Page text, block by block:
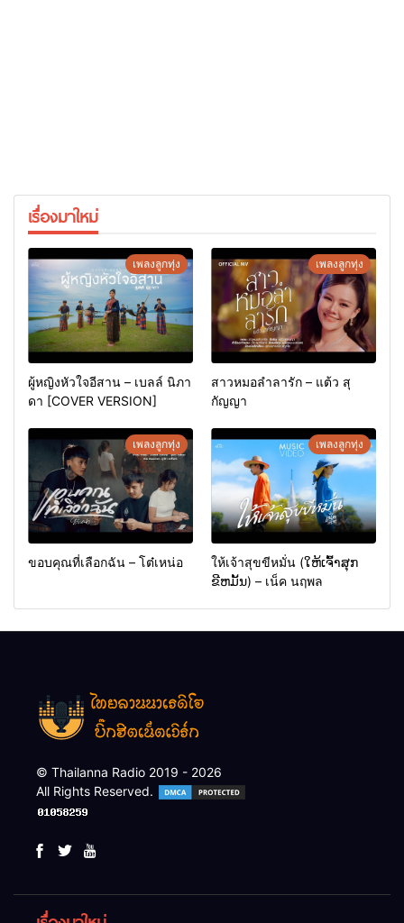
เรื่องมาใหม่
เพลงลูกทุ่ง
ผู้หญิงหัวใจอีสาน – เบลล์ นิภา
ดา [COVER VERSION]
เพลงลูกทุ่ง
สาวหมอลำลารัก – แต้ว สุ
กัญญา
เพลงลูกทุ่ง
ขอบคุณที่เลือกฉัน – โต๋เหน่อ
เพลงลูกทุ่ง
ให้เจ้าสุขขีหมั่น (ໃຫ້ເຈົ້າສຸກ
ຂີຫມັ້ນ) – เน็ค นฤพล
© Thailanna Radio 2019 - 2026
All Rights Reserved.